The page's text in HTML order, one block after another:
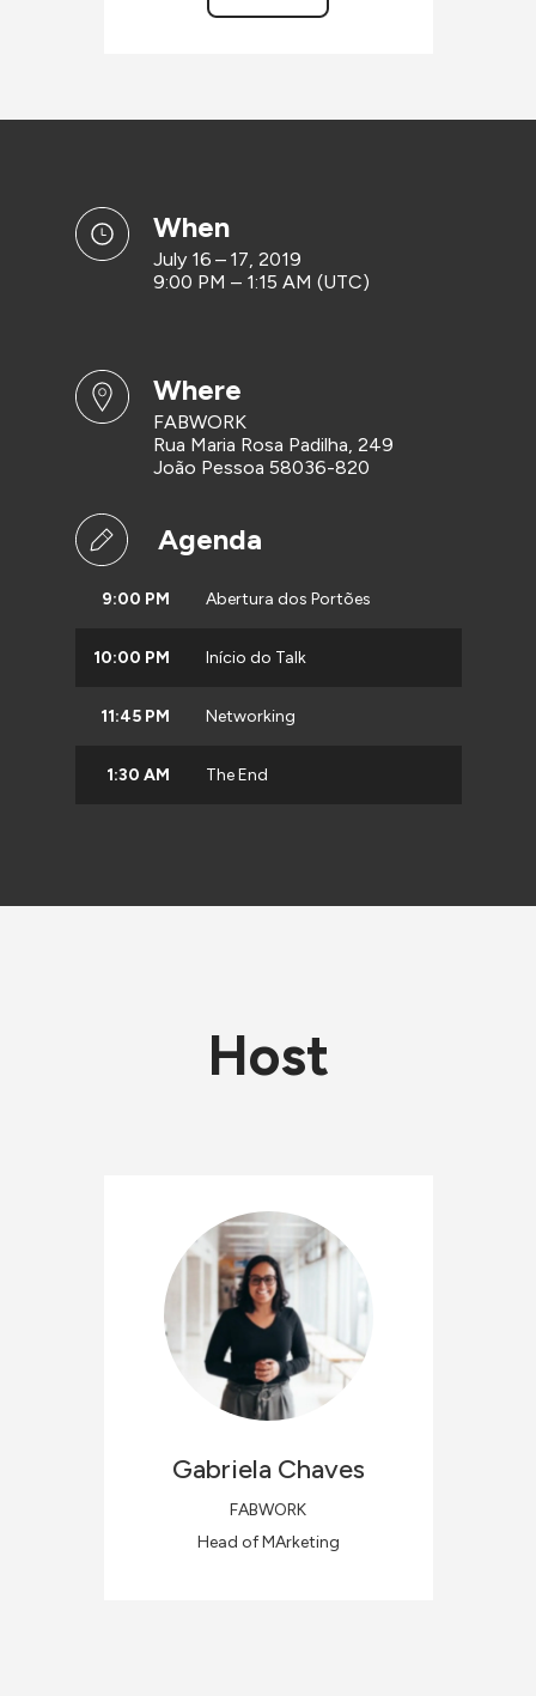
when
July 16 – 17, 2019
9:00 PM – 1:15 AM (UTC)
where
FABWORK
Rua Maria Rosa Padilha, 249
João Pessoa 58036-820
Agenda
9:00 PM Abertura dos Portões
10:00 PM Início do Talk
11:45 PM Networking
1:30 AM The End
Host
Gabriela Chaves
FABWORK
Head of MArketing